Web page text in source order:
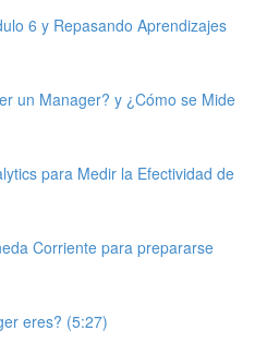
6 y Repasando Aprendizajes
un Manager? y ¿Cómo se Mide
para Medir la Efectividad de
Corriente para prepararse
eres? (5:27)